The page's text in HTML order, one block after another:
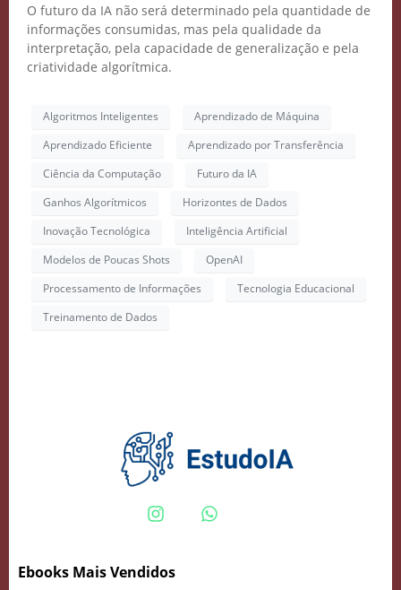
O futuro da IA não será determinado pela quantidade de
informações consumidas, mas pela qualidade da
interpretação, pela capacidade de generalização e pela
criatividade algorítmica.
Algoritmos Inteligentes
Aprendizado de Máquina
Aprendizado Eficiente
Aprendizado por Transferência
Ciência da Computação
Futuro da IA
Ganhos Algorítmicos
Horizontes de Dados
Inovação Tecnológica
Inteligência Artificial
Modelos de Poucas Shots
OpenAI
Processamento de Informações
Tecnologia Educacional
Treinamento de Dados
Ebooks Mais Vendidos